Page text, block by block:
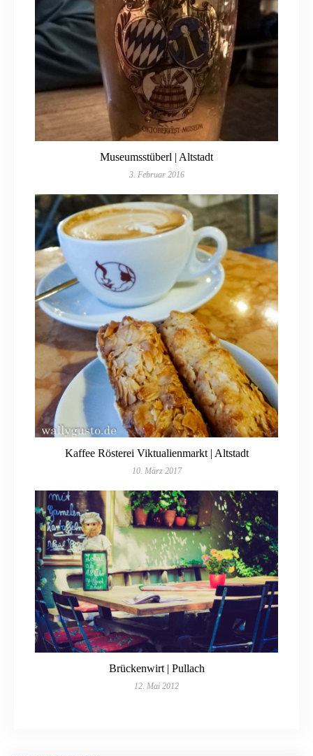
Museumsstüberl | Altstadt
3. Februar 2016
Kaffee Rösterei Viktualienmarkt | Altstadt
10. März 2017
Brückenwirt | Pullach
12. Mai 2012